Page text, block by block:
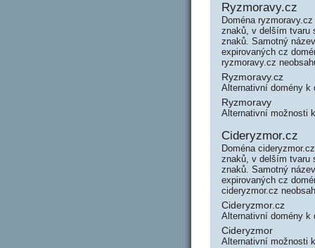
Ryzmoravy.cz
Doména
znaků, v delším tvaru
znaků. Samotný
expirovaných cz
ryzmoravy.cz
Ryzmoravy.cz
Alternativní domény k
Ryzmoravy
Alternativní možnosti
Cideryzmor.cz
Doména
znaků, v delším tvaru
znaků. Samotný
expirovaných cz
cideryzmor.cz
Cideryzmor.cz
Alternativní domény k
Cideryzmor
Alternativní možnosti